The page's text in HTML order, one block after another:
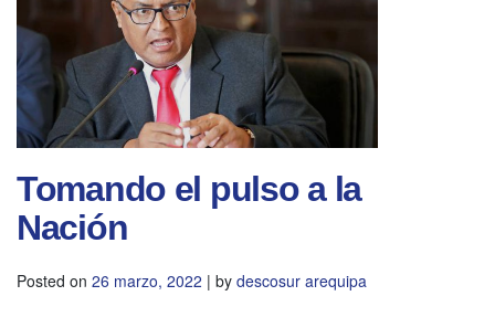
Tomando el pulso a la
Nación
Posted on 26 marzo, 2022 | by descosur arequipa